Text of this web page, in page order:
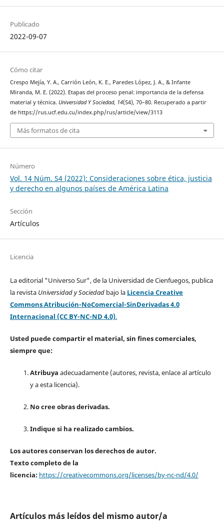
Publicado
2022-09-07
Cómo citar
Crespo Mejía, Y. A., Carrión León, K. E., Paredes López, J. A., & Infante
Miranda, M. E. (2022). Etapas del proceso penal: importancia de la defensa
material y técnica. Universidad Y Sociedad, 14(S4), 70–80. Recuperado a partir
de https://rus.ucf.edu.cu/index.php/rus/article/view/3113
Más formatos de cita
Número
Vol. 14 Núm. S4 (2022): Consideraciones sobre ética, justicia
y derecho en algunos países de América Latina
Sección
Artículos
Licencia
La editorial "Universo Sur", de la Universidad de Cienfuegos, publica
la revista Universidad y Sociedad bajo la Licencia Creative
Commons Atribución-NoComercial-SinDerivadas 4.0
Internacional (CC BY-NC-ND 4.0).
Usted puede compartir el material, sin fines comerciales,
siempre que:
Atribuya adecuadamente (autores, revista, enlace al artículo
y a esta licencia).
No cree obras derivadas.
Indique si ha realizado cambios.
Los autores conservan los derechos de autor.
Texto completo de la
licencia: https://creativecommons.org/licenses/by-nc-nd/4.0/
Artículos más leídos del mismo autor/a